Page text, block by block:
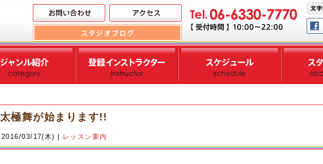
太極舞が始まります!!
2016/03/17(木) | レッスン案内